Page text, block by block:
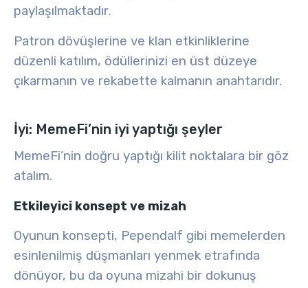
paylaşılmaktadır.
Patron dövüşlerine ve klan etkinliklerine
düzenli katılım, ödüllerinizi en üst düzeye
çıkarmanın ve rekabette kalmanın anahtarıdır.
İyi: MemeFi’nin iyi yaptığı şeyler
MemeFi’nin doğru yaptığı kilit noktalara bir göz
atalım.
Etkileyici konsept ve mizah
Oyunun konsepti, Pependalf gibi memelerden
esinlenilmiş düşmanları yenmek etrafında
dönüyor, bu da oyuna mizahi bir dokunuş